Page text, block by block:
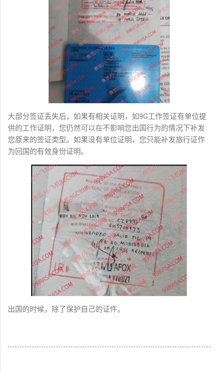
大部分签证丢失后，如果有相关证明，如9G工作签证有单位提
供的工作证明，您仍然可以在不影响您出国行为的情况下补发
您原来的签证类型。如果没有单位证明，您只能补发旅行证作
为回国的有效身份证明。
出国的时候，除了保护自己的证件。